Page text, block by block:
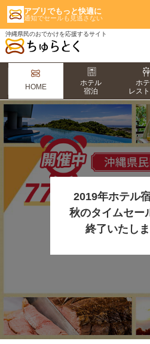
アプリでもっと快適に
通知でセールも見逃さない
沖縄県民のおでかけを応援するサイト
HOME
ホテル
宿泊
ホ
レス
2019年ホテル
秋のタイムセー
終了いたしま